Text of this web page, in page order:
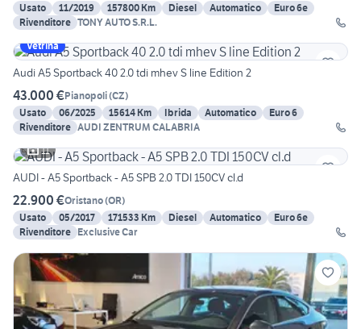
Usato
11/2019 157800 Km Diesel Automatico
Euro 6e
Rivenditore TONY AUTO S.R.L.
Vetrina
Audi A5 Sportback 40 2.0 tdi mhev S line Edition 2
43.000 €Pianopoli(CZ)
Usato
06/2025 15614 Km Ibrida Automatico
Euro 6
Rivenditore AUDI ZENTRUM CALABRIA
11
AUDI - A5 Sportback - A5 SPB 2.0 TDI 150CV cl.d
22.900 €Oristano(OR)
Usato
05/2017 171533 Km Diesel Automatico
Euro 6e
Rivenditore Exclusive Car